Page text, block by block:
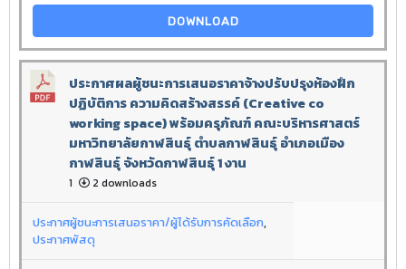
DOWNLOAD
ประกาศผลผู้ชนะการเสนอราคาจ้างปรับปรุงห้องฝึก
ปฏิบัติการ ความคิดสร้างสรรค์ (Creative co
working space) พร้อมครุภัณฑ์ คณะบริหารศาสตร์
มหาวิทยาลัยกาฬสินธุ์ ตำบลกาฬสินธุ์ อำเภอเมือง
กาฬสินธุ์ จังหวัดกาฬสินธุ์ 1 งาน
1 2 downloads
ประกาศผู้ชนะการเสนอราคา/ผู้ได้รับการคัดเลือก,
ประกาศพัสดุ